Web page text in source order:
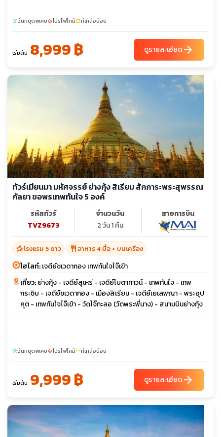
sunnyวันหยุดพิเศษlocal_fire_departmentโปรไฟไหม้confirmation_numberที่เหลือน้อย
เริ่มต้น 8,999 ฿ ดูรายละเอียดarrow_forward
ทัวร์เมียนมา มหัศจรรย์ ย่างกุ้ง สิเรียม สักการะพระสุพรรณ
กัลยา ขอพรเทพทันใจ 5 องค์
รหัสทัวร์
TVZ9673
จำนวนวัน
2 วัน 1 คืน
สายการบิน
hotel_classโรงแรม 5 ดาว restaurant อาหาร 4 มื้อ + บนเครื่อง
ไฮไลท์:เจดีย์ชเวดากอง เทพทันใจไจ๊เข้า
เที่ยว:ย่างกุ้ง - เจดีย์สุเหร่ - เจดีย์โบตาทาวน์ - เทพทันใจ - เทพ
กระซิบ - เจดีย์ชเวดากอง - เมืองสิเรียม - เจดีย์เยเลพญา - พระอุป
คุต - เทพทันใจไจ๊เข้า - วัดไจ๊กะลอ (วัดพระพี่นาง) - สนามบินย่างกุ้ง
sunnyวันหยุดพิเศษlocal_fire_departmentโปรไฟไหม้confirmation_numberที่เหลือน้อย
เริ่มต้น 9,999 ฿ ดูรายละเอียดarrow_forward